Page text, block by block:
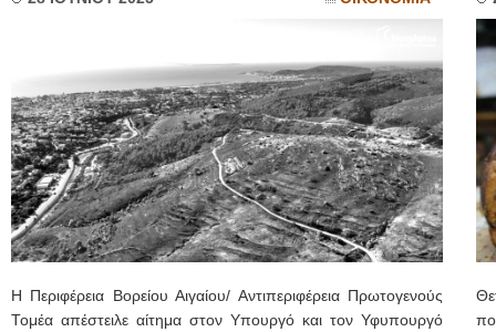
Η Περιφέρεια Βορείου Αιγαίου/ Αντιπεριφέρεια Πρωτογενούς
Τομέα απέστειλε αίτημα στον Υπουργό και τον Υφυπουργό